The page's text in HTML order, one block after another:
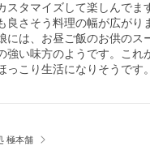
スタマイズして楽しんでま
良さそう料理の幅が広がり
には、お昼ご飯のお供のス
強い味方のようです。これ
っこり生活になりそうです。
極本舗